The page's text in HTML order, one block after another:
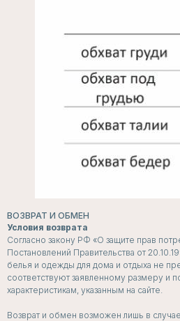
ВОЗВРАТ И ОБМЕН
Условия возврата
Согласно закону РФ «О защите прав
Постановлений Правительства от
белья и одежды для дома и отдыха не
соответствуют заявленному размеру и
характеристикам, указанным на сайте.
Возврат и обмен возможен лишь в